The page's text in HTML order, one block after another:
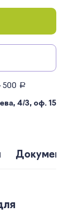
500 руб.
4/3, оф. 15